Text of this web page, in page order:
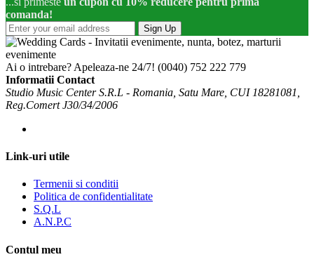
comanda!
Sign Up
Ai o intrebare? Apeleaza-ne 24/7! (0040) 752 222 779
Informatii Contact
Studio Music Center S.R.L - Romania, Satu Mare, CUI 18281081,
Reg.Comert J30/34/2006
Link-uri utile
Termenii si conditii
Politica de confidentialitate
S.Q.L
A.N.P.C
Contul meu